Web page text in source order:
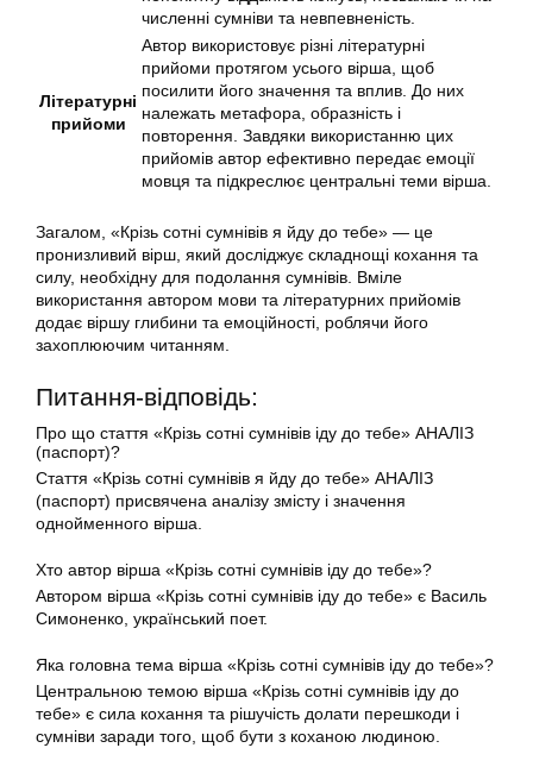
численні сумніви та невпевненість.
Літературні
прийоми
Автор використовує різні літературні
прийоми протягом усього вірша, щоб
посилити його значення та вплив. До них
належать метафора, образність і
повторення. Завдяки використанню цих
прийомів автор ефективно передає емоції
мовця та підкреслює центральні теми вірша.
Загалом, «Крізь сотні сумнівів я йду до тебе» — це
пронизливий вірш, який досліджує складнощі кохання та
силу, необхідну для подолання сумнівів. Вміле
використання автором мови та літературних прийомів
додає віршу глибини та емоційності, роблячи його
захоплюючим читанням.
Питання-відповідь:
Про що стаття «Крізь сотні сумнівів іду до тебе» АНАЛІЗ
(паспорт)?
Стаття «Крізь сотні сумнівів я йду до тебе» АНАЛІЗ
(паспорт) присвячена аналізу змісту і значення
однойменного вірша.
Хто автор вірша «Крізь сотні сумнівів іду до тебе»?
Автором вірша «Крізь сотні сумнівів іду до тебе» є Василь
Симоненко, український поет.
Яка головна тема вірша «Крізь сотні сумнівів іду до тебе»?
Центральною темою вірша «Крізь сотні сумнівів іду до
тебе» є сила кохання та рішучість долати перешкоди і
сумніви заради того, щоб бути з коханою людиною.